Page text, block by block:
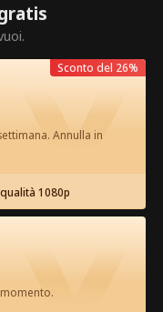
Annulla in
1080p
Sconto del 26%